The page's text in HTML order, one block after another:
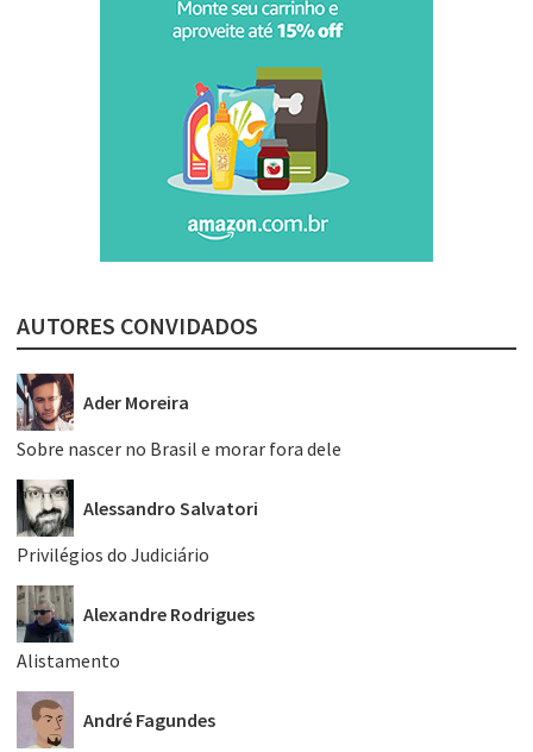
AUTORES CONVIDADOS
Ader Moreira
Sobre nascer no Brasil e morar fora dele
Alessandro Salvatori
Privilégios do Judiciário
Alexandre Rodrigues
Alistamento
André Fagundes